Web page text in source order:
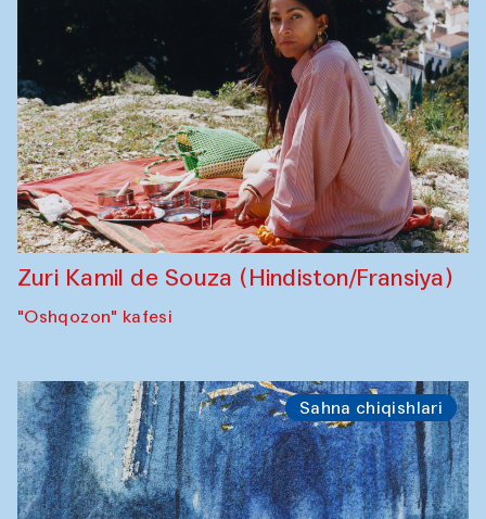
Zuri Kamil de Souza (Hindiston/Fransiya)
"Oshqozon" kafesi
Sahna chiqishlari